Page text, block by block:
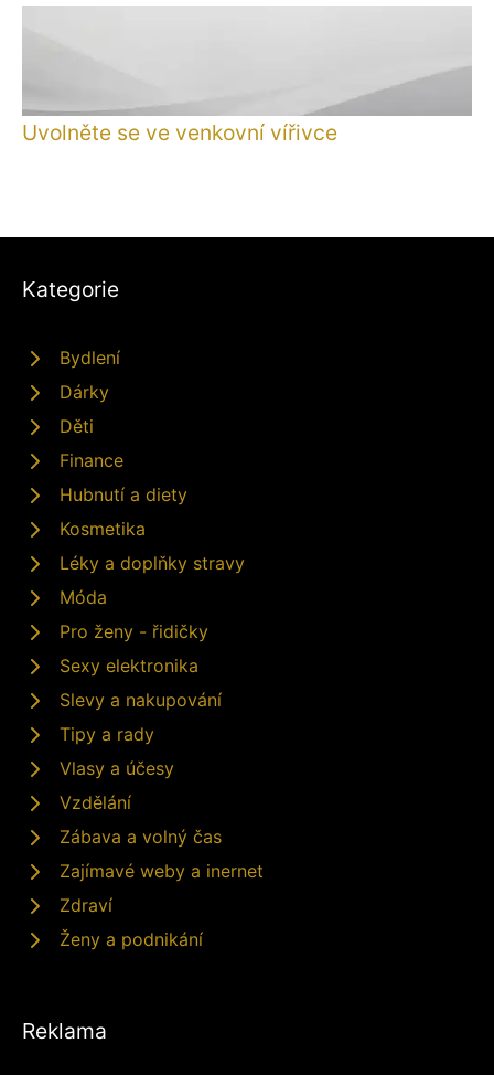
Uvolněte se ve venkovní vířivce
Kategorie
Bydlení
Dárky
Děti
Finance
Hubnutí a diety
Kosmetika
Léky a doplňky stravy
Móda
Pro ženy - řidičky
Sexy elektronika
Slevy a nakupování
Tipy a rady
Vlasy a účesy
Vzdělání
Zábava a volný čas
Zajímavé weby a inernet
Zdraví
Ženy a podnikání
Reklama